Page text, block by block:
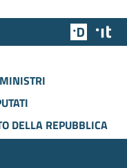
Team
DELLA REPUBBLICA